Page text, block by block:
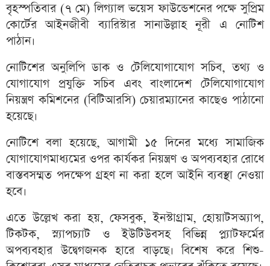
বৃহস্পতিবার (৭ মে) লিগ্যাল ভয়েস ফাউন্ডেশনের পক্ষে সুপ্রিম
কোর্টের আইনজীবী ব্যারিস্টার সানাউল্লাহ নূরী এ নোটিশ
পাঠান।
নোটিশের অনুলিপি ডাক ও টেলিযোগাযোগ সচিব, তথ্য ও
যোগাযোগ প্রযুক্তি সচিব এবং বাংলাদেশ টেলিযোগাযোগ
নিয়ন্ত্রণ কমিশনের (বিটিআরসি) চেয়ারম্যানের কাছেও পাঠানো
হয়েছে।
নোটিশে বলা হয়েছে, আগামী ১৫ দিনের মধ্যে সামাজিক
যোগাযোগমাধ্যমের ওপর কার্যকর নিয়ন্ত্রণ ও অপব্যবহার রোধে
বাস্তবসম্মত পদক্ষেপ গ্রহণ না করা হলে আইনি ব্যবস্থা নেওয়া
হবে।
এতে উল্লেখ করা হয়, ফেসবুক, ইনস্টাগ্রাম, হোয়াটসঅ্যাপ,
টিকটক, স্ন্যাপচ্যাট ও ইউটিউবসহ বিভিন্ন প্ল্যাটফর্মের
অপব্যবহার উদ্বেগজনক হারে বাড়ছে। বিশেষ করে শিশু-